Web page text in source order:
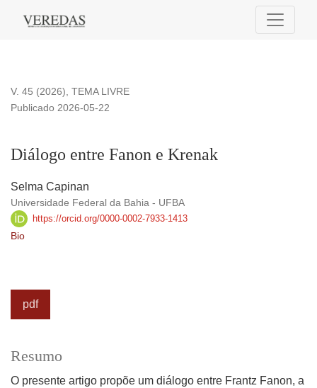
V. 45 (2026), TEMA LIVRE
Diálogo entre Fanon e Krenak
Publicado 2026-05-22
Selma Capinan
Universidade Federal da Bahia - UFBA
https://orcid.org/0000-0002-7933-1413
Bio
pdf
Resumo
O presente artigo propõe um diálogo entre Frantz Fanon, a